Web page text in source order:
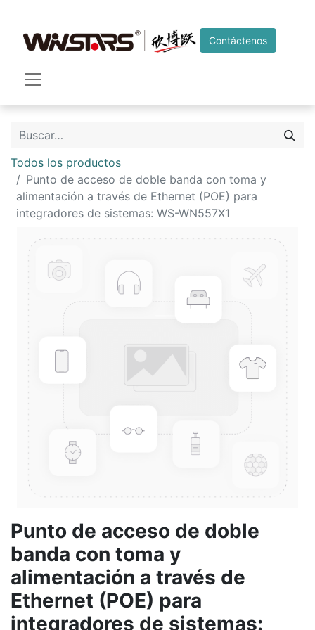
Contáctenos
Todos los productos
Punto de acceso de doble banda con toma y
alimentación a través de Ethernet (POE) para
integradores de sistemas: WS-WN557X1
Punto de acceso de doble
banda con toma y
alimentación a través de
Ethernet (POE) para
integradores de sistemas: